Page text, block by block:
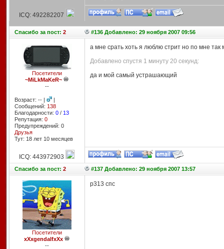
ICQ: 492282207
Спасибоза пост: 2 #136 Добавлено: 29 ноября 2007 09:56
Посетители
~MiLkMaKeR~
--
Возраст: -- |
|
Сообщений: 138
Благодарности: 0/ 13
Репутация: 0
Предупреждений: 0
Друзья
Тут: 18 лет 10 месяцев
а мне срать хоть я люблю стрит но по мне
Добавлено спустя 1 минуту 20 секунд:
да и мой самый устрашающий
ICQ: 443972903
Спасибоза пост: 2 #137 Добавлено: 29 ноября 2007 13:57
Посетители
xXxgendalfxXx
--
р313 спс